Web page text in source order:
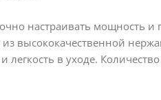
настраивать мощность
высококачественной
в уходе.